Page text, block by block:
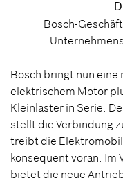
Bosch-
Bosch bringt nun eine
elektrischem Motor
Kleinlaster in Serie.
stellt die Verbindung
treibt die
konsequent voran. Im
bietet die neue